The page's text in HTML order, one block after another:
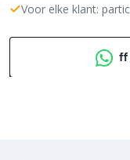
Voor elke klant:
ff